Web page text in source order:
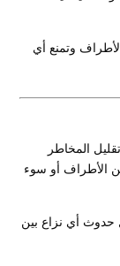
وتمنع أي
المخاطر
الأطراف أو سوء
حدوث أي نزاع بين